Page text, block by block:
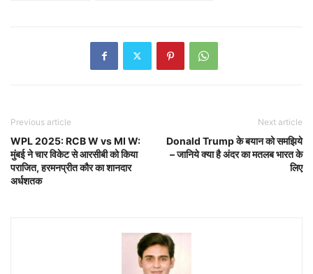
Previous article
WPL 2025: RCB W vs MI W:
मुंबई ने चार विकेट से आरसीबी को किया
पराजित, हरमनप्रीत कौर का शानदार
अर्धशतक
Next article
Donald Trump के बयान को समझिये
– जानिये क्या है अंदर का मतलब भारत के
लिए